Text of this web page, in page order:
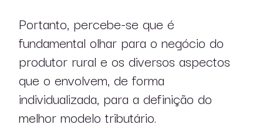
Portanto, percebe-se que é
fundamental olhar para o negócio do
produtor rural e os diversos aspectos
que o envolvem, de forma
individualizada, para a definição do
melhor modelo tributário.